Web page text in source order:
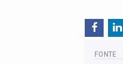
FONTE